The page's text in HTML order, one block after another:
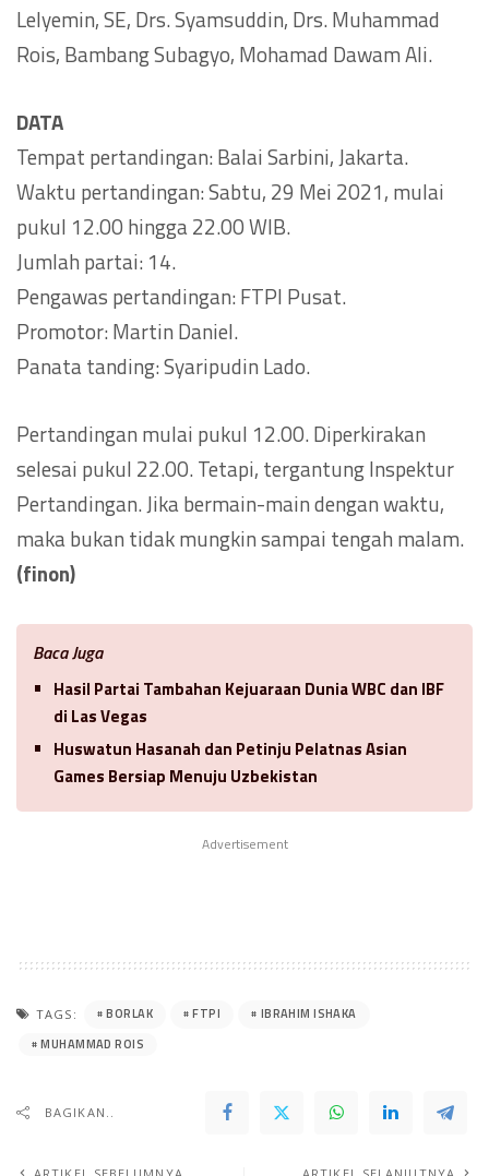
Lelyemin, SE, Drs. Syamsuddin, Drs. Muhammad
Rois, Bambang Subagyo, Mohamad Dawam Ali.
DATA
Tempat pertandingan: Balai Sarbini, Jakarta.
Waktu pertandingan: Sabtu, 29 Mei 2021, mulai
pukul 12.00 hingga 22.00 WIB.
Jumlah partai: 14.
Pengawas pertandingan: FTPI Pusat.
Promotor: Martin Daniel.
Panata tanding: Syaripudin Lado.
Pertandingan mulai pukul 12.00. Diperkirakan
selesai pukul 22.00. Tetapi, tergantung Inspektur
Pertandingan. Jika bermain-main dengan waktu,
maka bukan tidak mungkin sampai tengah malam.
(finon)
Baca Juga
Hasil Partai Tambahan Kejuaraan Dunia WBC dan IBF
di Las Vegas
Huswatun Hasanah dan Petinju Pelatnas Asian
Games Bersiap Menuju Uzbekistan
Advertisement
TAGS: BORLAK FTPI
IBRAHIM ISHAKA
MUHAMMAD ROIS
BAGIKAN..